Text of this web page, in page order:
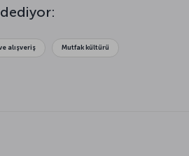
parklarında keyifli saatler
zamanı geldiğinde de yüzyıllardır
görülecek noktaları için
alışveriş Mutfak kültürü